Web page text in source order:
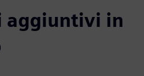
aggiuntivi in